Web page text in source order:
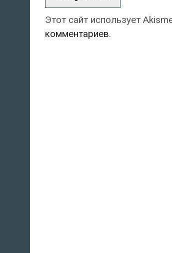
Этот сайт использует
комментариев.